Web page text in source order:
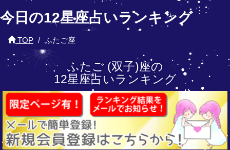
今日の12星座占いランキング
TOP ふたご座
ふたご (双子)座の
12星座占いランキング